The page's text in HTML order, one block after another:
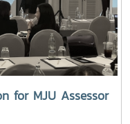
for MJU Assessor